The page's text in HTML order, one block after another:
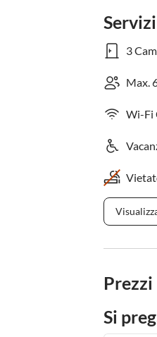
Servizi
3
Max.
Wi-Fi
Prezzi
Si